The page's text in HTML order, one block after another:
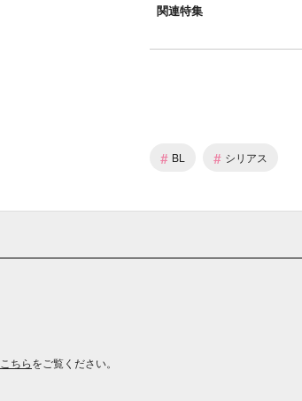
関連特集
# BL # シリアス
こちらをご覧ください。